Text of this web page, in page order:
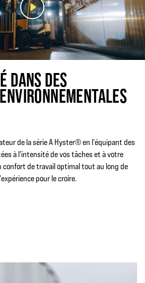
DANS DES
de la série A Hyster® en l'équipant des
à l'intensité de vos tâches et à votre
confort de travail optimal tout au long de
pour le croire.